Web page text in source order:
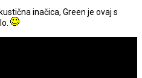
inačica, Green je ovaj s